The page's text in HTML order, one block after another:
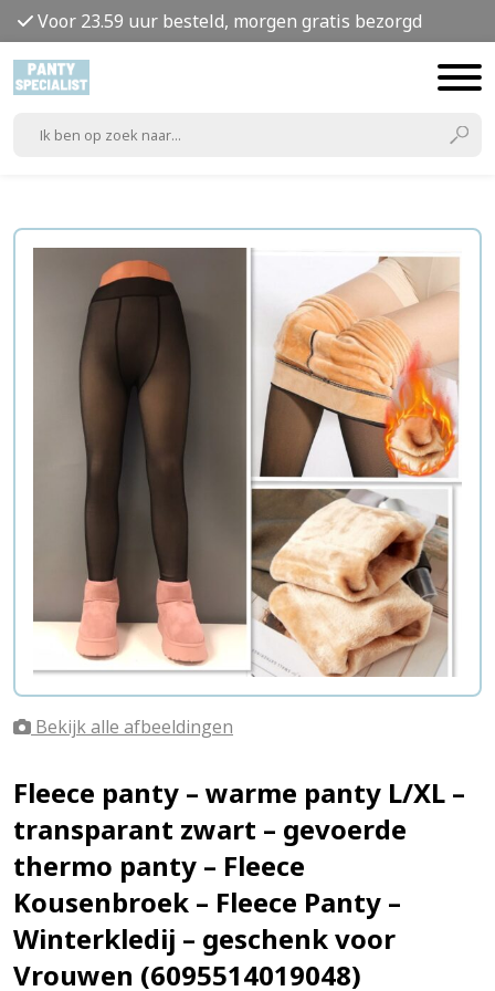
Voor 23.59 uur besteld, morgen gratis bezorgd
Bekijk alle afbeeldingen
Fleece panty – warme panty L/XL –
transparant zwart – gevoerde
thermo panty – Fleece
Kousenbroek – Fleece Panty –
Winterkledij – geschenk voor
Vrouwen (6095514019048)